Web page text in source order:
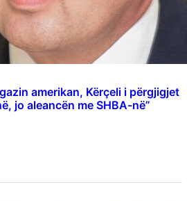
amerikan, Kërçeli i përgjigjet
jo aleancën me SHBA-në”